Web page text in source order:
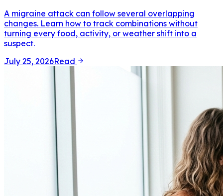
A migraine attack can follow several overlapping
changes. Learn how to track combinations without
turning every food, activity, or weather shift into a
suspect.
July 25, 2026Read